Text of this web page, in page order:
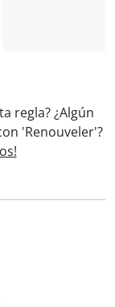
regla? ¿Algún
'Renouveler'?